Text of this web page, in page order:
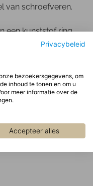
Privacybeleid
bezoekersgegevens, om
inhoud te tonen en om u
meer informatie over de
Accepteer alles
van schroefveren.
een kunststof ring.
inclusief